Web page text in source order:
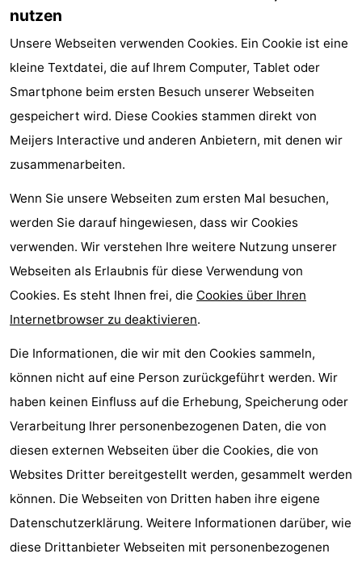
nutzen
Unsere Webseiten verwenden Cookies. Ein Cookie ist eine
kleine Textdatei, die auf Ihrem Computer, Tablet oder
Smartphone beim ersten Besuch unserer Webseiten
gespeichert wird. Diese Cookies stammen direkt von
Meijers Interactive und anderen Anbietern, mit denen wir
zusammenarbeiten.
Wenn Sie unsere Webseiten zum ersten Mal besuchen,
werden Sie darauf hingewiesen, dass wir Cookies
verwenden. Wir verstehen Ihre weitere Nutzung unserer
Webseiten als Erlaubnis für diese Verwendung von
Cookies. Es steht Ihnen frei, die Cookies über Ihren
Internetbrowser zu deaktivieren.
Die Informationen, die wir mit den Cookies sammeln,
können nicht auf eine Person zurückgeführt werden. Wir
haben keinen Einfluss auf die Erhebung, Speicherung oder
Verarbeitung Ihrer personenbezogenen Daten, die von
diesen externen Webseiten über die Cookies, die von
Websites Dritter bereitgestellt werden, gesammelt werden
können. Die Webseiten von Dritten haben ihre eigene
Datenschutzerklärung. Weitere Informationen darüber, wie
diese Drittanbieter Webseiten mit personenbezogenen